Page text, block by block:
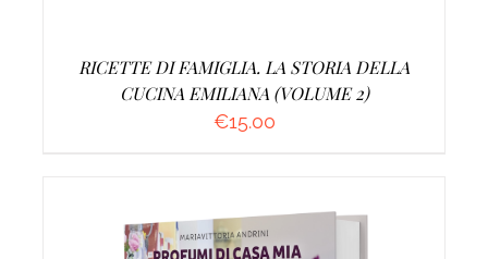
RICETTE DI FAMIGLIA. LA STORIA DELLA
CUCINA EMILIANA (VOLUME 2)
€15.00